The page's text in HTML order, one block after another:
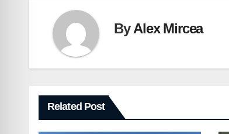
ByAlex Mircea
Related Post